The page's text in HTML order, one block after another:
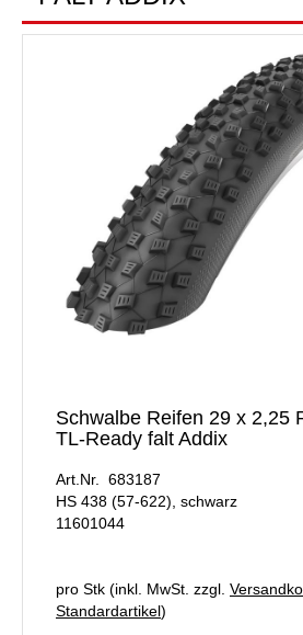
Schwalbe Reifen 29 x 2,25
TL-Ready falt Addix
Art.Nr. 683187
HS 438 (57-622), schwarz
11601044
pro Stk (inkl. MwSt. zzgl.
Standardartikel)